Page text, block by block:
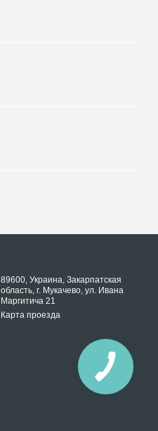
89600, Украина, Закарпатская
область, г. Мукачево, ул. Ивана
Маргитича 21
Карта проезда